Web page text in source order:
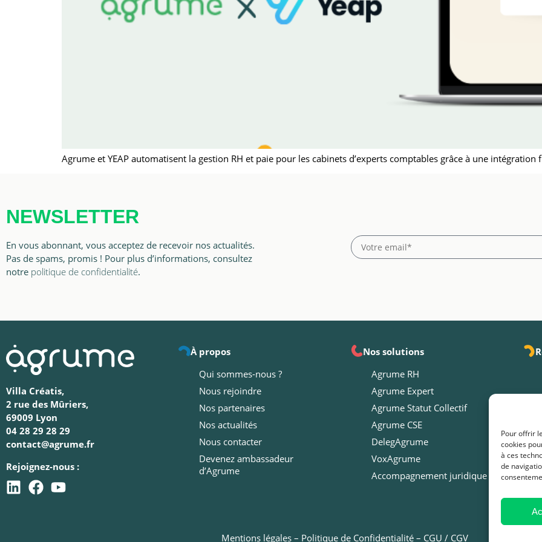
Pour offrir
cookies
à ces
de
Agrume et YEAP automatisent la gestion RH et paie pour les cabinets d’experts comptables grâce à une intégration
NEWSLETTER
En vous abonnant, vous acceptez de recevoir nos actualités.
Pas de spams, promis ! Pour plus d’informations, consultez
notre politique de confidentialité.
Villa Créatis,
2 rue des Mûriers,
69009 Lyon
04 28 29 28 29
contact@agrume.fr
Rejoignez-nous :
À propos
Qui sommes-nous ?
Nous rejoindre
Nos partenaires
Nos actualités
Nous contacter
Devenez ambassadeur
d’Agrume
Nos solutions
Agrume RH
Agrume Expert
Agrume Statut Collectif
Agrume CSE
DelegAgrume
VoxAgrume
Accompagnement juridique
Mentions légales – Politique de Confidentialité – CGU / CGV